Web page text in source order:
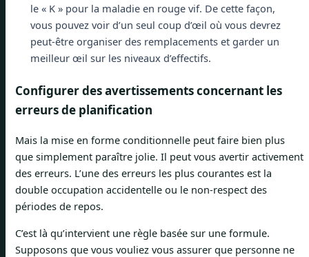
le « K » pour la maladie en rouge vif. De cette façon,
vous pouvez voir d’un seul coup d’œil où vous devrez
peut-être organiser des remplacements et garder un
meilleur œil sur les niveaux d’effectifs.
Configurer des avertissements concernant les
erreurs de planification
Mais la mise en forme conditionnelle peut faire bien plus
que simplement paraître jolie. Il peut vous avertir activement
des erreurs. L’une des erreurs les plus courantes est la
double occupation accidentelle ou le non-respect des
périodes de repos.
C’est là qu’intervient une règle basée sur une formule.
Supposons que vous vouliez vous assurer que personne ne